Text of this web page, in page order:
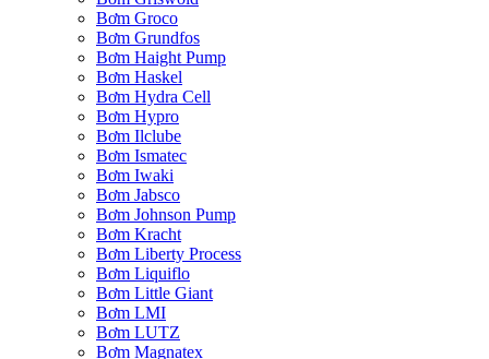
Bơm Groco
Bơm Grundfos
Bơm Haight Pump
Bơm Haskel
Bơm Hydra Cell
Bơm Hypro
Bơm Ilclube
Bơm Ismatec
Bơm Iwaki
Bơm Jabsco
Bơm Johnson Pump
Bơm Kracht
Bơm Liberty Process
Bơm Liquiflo
Bơm Little Giant
Bơm LMI
Bơm LUTZ
Bơm Magnatex